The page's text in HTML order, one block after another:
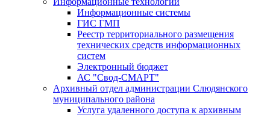
Информационные системы
ГИС ГМП
Реестр территориального размещения
технических средств информационных
систем
Электронный бюджет
АС "Свод-СМАРТ"
Архивный отдел администрации Слюдянского
муниципального района
Услуга удаленного доступа к архивным